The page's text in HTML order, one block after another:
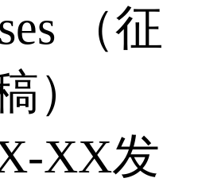
（征
）
XX发